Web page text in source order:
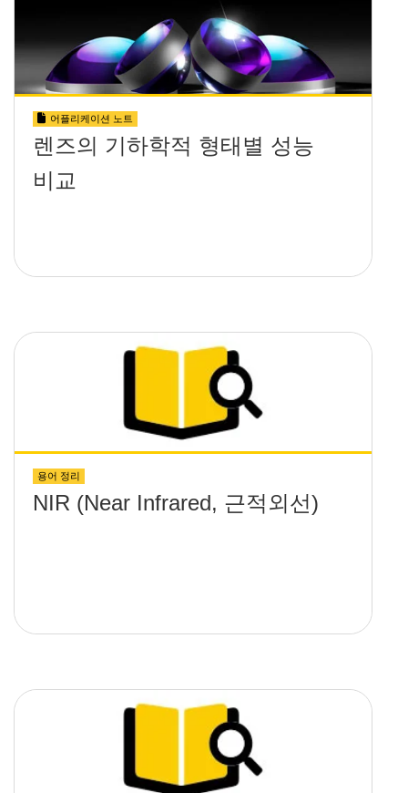
어플리케이션 노트
렌즈의 기하학적 형태별 성능
비교
용어 정리
NIR (Near Infrared, 근적외선)